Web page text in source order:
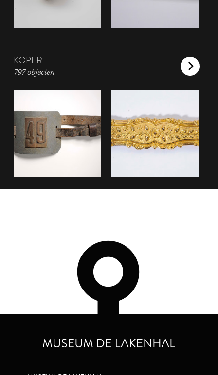
KOPER
797 objecten